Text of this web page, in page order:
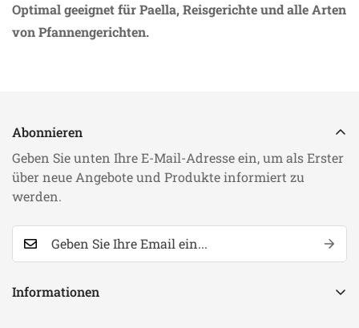
Optimal geeignet für Paella, Reisgerichte und alle Arten
von Pfannengerichten.
Abonnieren
Geben Sie unten Ihre E-Mail-Adresse ein, um als Erster
über neue Angebote und Produkte informiert zu
werden.
Informationen